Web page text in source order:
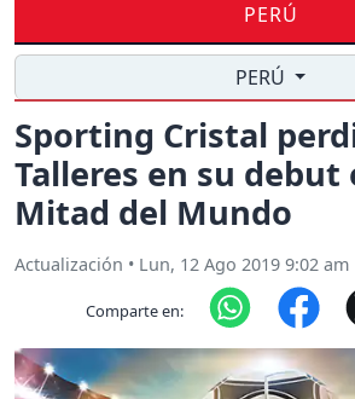
PERÚ
PERÚ
Sporting Cristal
Talleres en su debut
Mitad del Mundo
Actualización • Lun, 12 Ago 2019 9:02 am
Comparte en: